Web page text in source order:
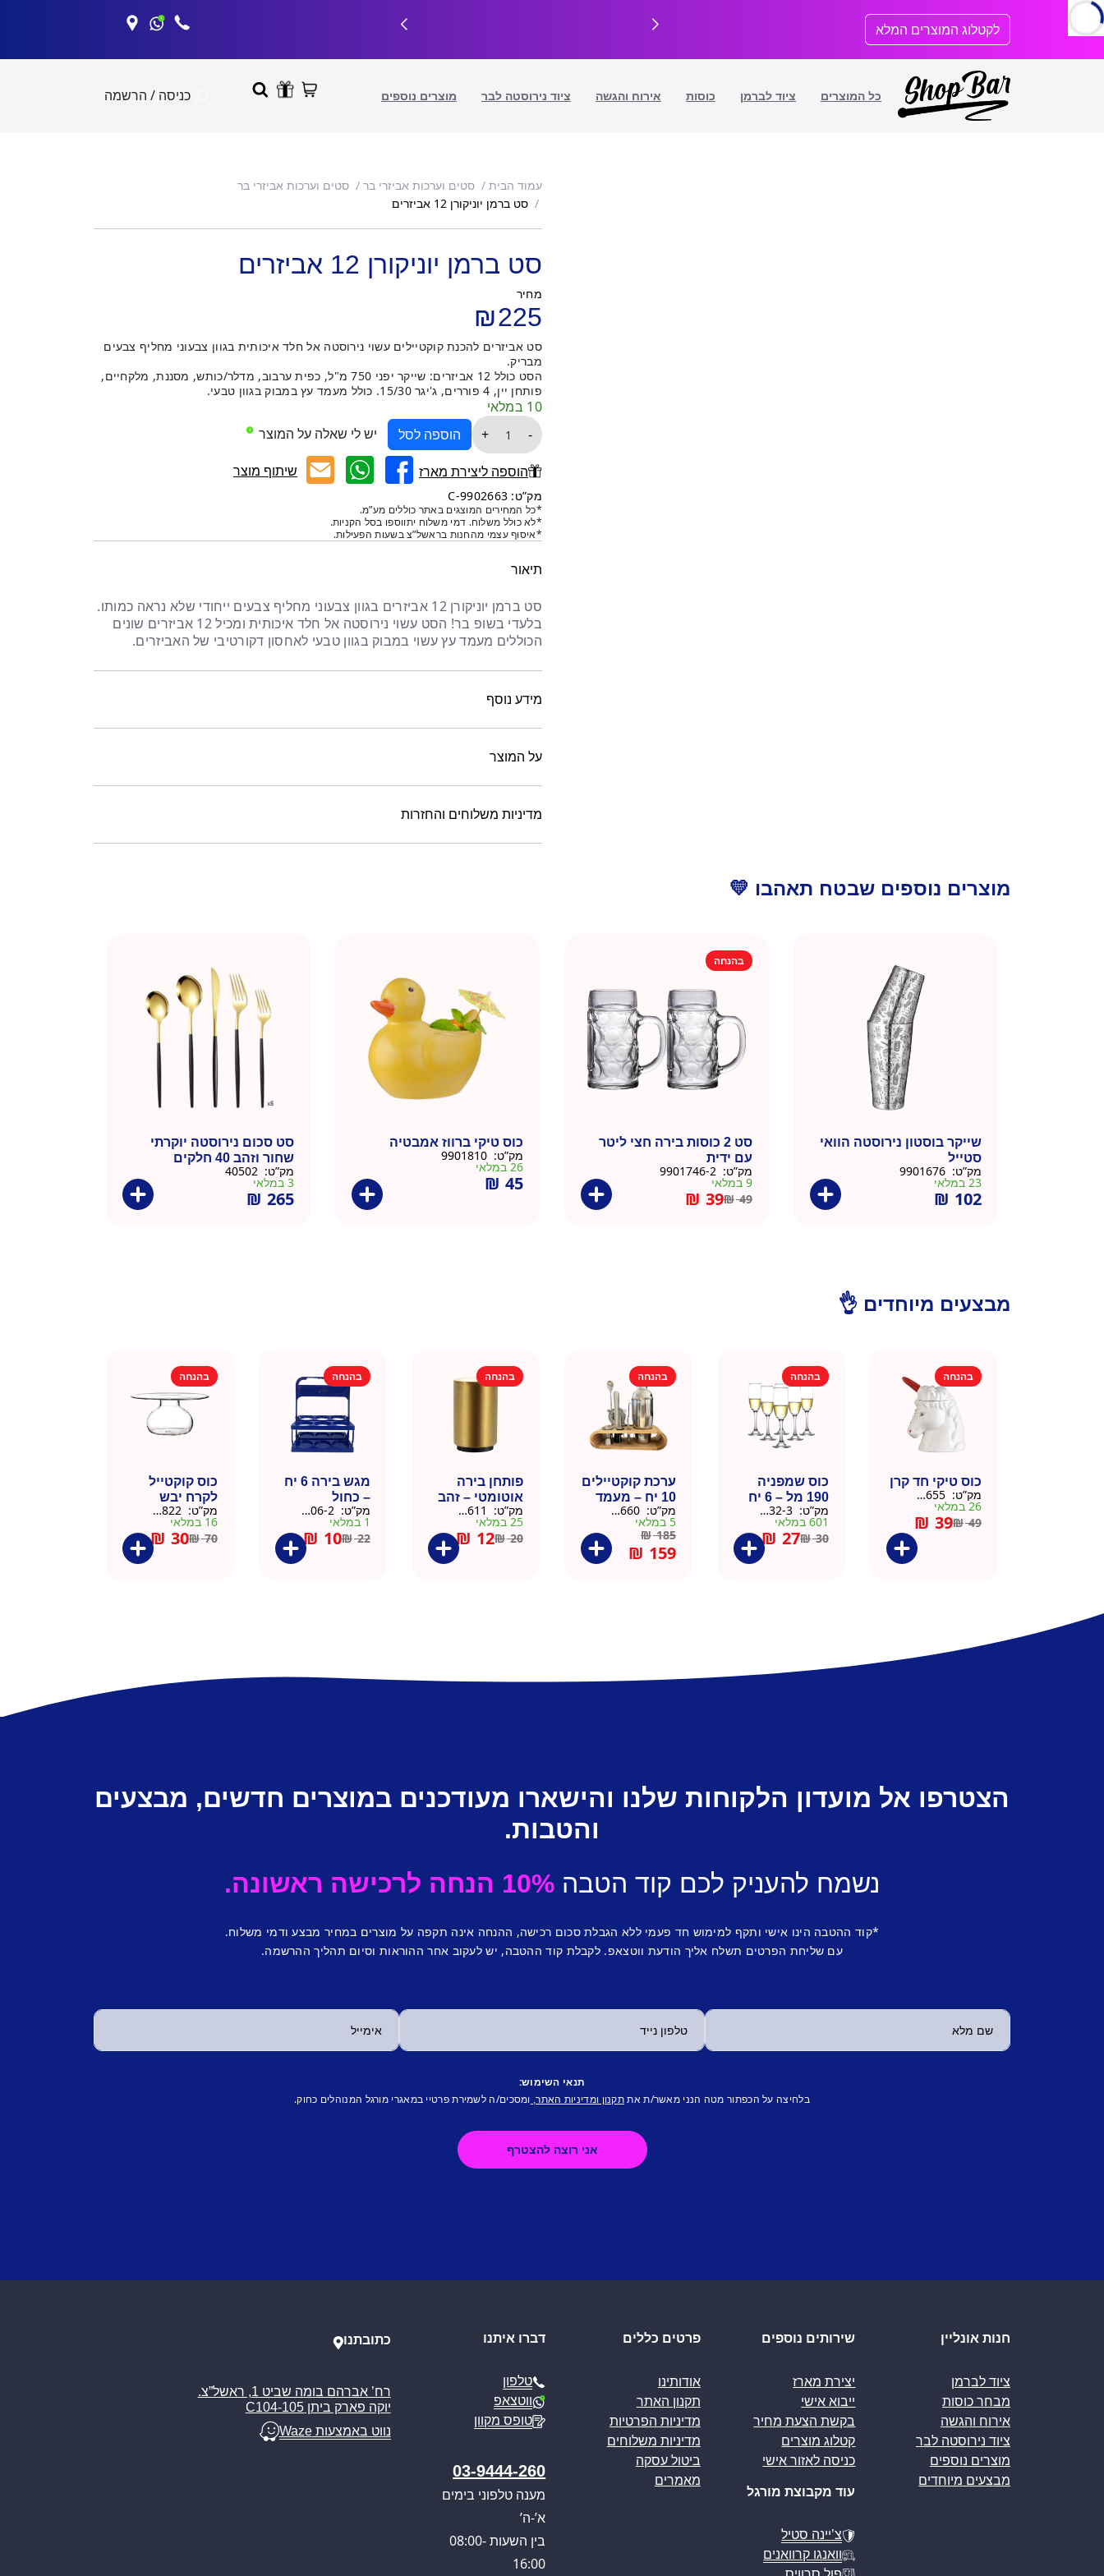
לתוכן
לקטלוג המוצרים המלא
כל המוצרים ציוד לברמן כוסות אירוח והגשה ציוד נירוסטה לבר מוצרים נוספים כניסה / הרשמה
עמוד הבית סטים וערכות אביזרי בר סטים וערכות אביזרי בר
סט ברמן יוניקורן 12 אביזרים
סט ברמן יוניקורן 12 אביזרים
מחיר
₪225
סט אביזרים להכנת קוקטיילים עשוי נירוסטה אל חלד איכותית בגוון צבעוני מחליף צבעים
מבריק.
הסט כולל 12 אביזרים: שייקר יפני 750 מ"ל, כפית ערבוב, מדלר/כותש, מסננת, מלקחיים,
פותחן יין, 4 פוררים, ג'יגר 15/30. כולל מעמד עץ במבוק בגוון טבעי.
10 במלאי
-
כמות
סט
ברמן
יוניקורן
12
אביזרים
+ הוספה לסל יש לי שאלה על המוצר
הוספה ליצירת מארז שיתוף מוצר
מק”ט: 9902663-C
*כל המחירים המוצגים באתר כוללים מע”מ.
*לא כולל משלוח. דמי משלוח יתווספו בסל הקניות.
*איסוף עצמי מהחנות בראשל”צ בשעות הפעילות.
תיאור
סט ברמן יוניקורן 12 אביזרים בגוון צבעוני מחליף צבעים ייחודי שלא נראה כמותו.
בלעדי בשופ בר! הסט עשוי נירוסטה אל חלד איכותית ומכיל 12 אביזרים שונים
הכוללים מעמד עץ עשוי במבוק בגוון טבעי לאחסון דקורטיבי של האביזרים.
מידע נוסף
על המוצר
מדיניות משלוחים והחזרות
מוצרים נוספים שבטח תאהבו 💛
שייקר בוסטון נירוסטה הוואי
סטייל
מק”ט:
23 במלאי
₪ 102
בהנחה
סט 2 כוסות בירה חצי ליטר
עם ידית
מק”ט:
9 במלאי
₪49
₪ 39
כוס טיקי ברווז אמבטיה
מק”ט:
26 במלאי
₪ 45
סט סכום נירוסטה יוקרתי
שחור וזהב 40 חלקים
מק”ט:
3 במלאי
₪ 265
מבצעים מיוחדים 👌
בהנחה
כוס טיקי חד קרן
מק”ט:
26 במלאי
₪49
₪ 39
בהנחה
כוס שמפניה
190 מל – 6 יח
מק”ט:
601 במלאי
₪30
₪ 27
בהנחה
ערכת קוקטיילים
10 יח – מעמד
עץ
מק”ט:
5 במלאי
₪185
₪ 159
בהנחה
פותחן בירה
אוטומטי – זהב
מק”ט:
25 במלאי
₪20
₪ 12
בהנחה
מגש בירה 6 יח
– כחול
מק”ט:
1 במלאי
₪22
₪ 10
בהנחה
כוס קוקטייל
לקרח יבש
צלוחית 450 מל
מק”ט:
16 במלאי
₪70
₪ 30
הצטרפו אל מועדון הלקוחות שלנו והישארו מעודכנים במוצרים חדשים, מבצעים
והטבות.
נשמח להעניק לכם קוד הטבה 10% הנחה לרכישה ראשונה.
*קוד ההטבה הינו אישי ותקף למימוש חד פעמי ללא הגבלת סכום רכישה, ההנחה אינה תקפה על מוצרים במחיר מבצע ודמי משלוח.
עם שליחת הפרטים תשלח אליך הודעת ווטצאפ. לקבלת קוד ההטבה, יש לעקוב אחר ההוראות וסיום תהליך ההרשמה.
תנאי השימוש:
בלחיצה על הכפתור מטה הנני מאשר/ת את תקנון ומדיניות האתר, ומסכים/ה לשמירת פרטיי במאגרי מורגל המנוהלים כחוק.
חנות אונליין
ציוד לברמן
מבחר כוסות
אירוח והגשה
ציוד נירוסטה לבר
מוצרים נוספים
מבצעים מיוחדים
שירותים נוספים
יצירת מארז
ייבוא אישי
בקשת הצעת מחיר
קטלוג מוצרים
כניסה לאזור אישי
עוד מקבוצת מורגל
צ’יינה סטיל
וואנגו קרוואנים
פרטים כללים
אודותינו
תקנון האתר
מדיניות הפרטיות
מדיניות משלוחים
ביטול עסקה
מאמרים
דברו איתנו
טלפון
ווטצאפ
טופס מקוון
03-9444-260
מענה טלפוני בימים
א’-ה’
בין השעות 08:00-
16:00
כתובתנו
רח’ אברהם בומה שביט 1, ראשל”צ.
יוקה פארק ביתן C104-105
נווט באמצעות Waze